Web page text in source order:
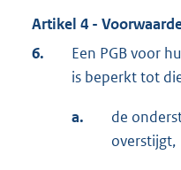
Artikel 4 -
6.
Een PGB voor
is beperkt tot
a.
de
overstijgt,